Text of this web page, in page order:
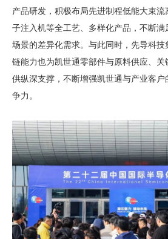
产品研发，积极布局先进制程低能大束
子注入机等全工艺、多样化产品，不断
场景的差异化需求。与此同时，先导科
链能力也为凯世通零部件与原料供应、
供纵深支撑，不断增强凯世通与产业客
争力。